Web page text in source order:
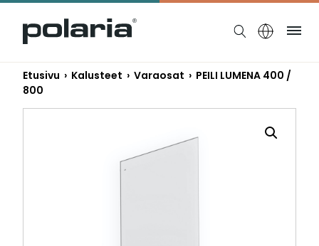
https://polaria.fi/name
Etusivu › Kalusteet › Varaosat › PEILI LUMENA 400 /
800